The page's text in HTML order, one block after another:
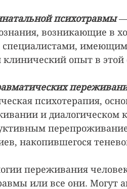
психотравмы —
возникающие в
специалистами,
опыт в этой
психотерапия,
и диалогическом
накопившегося
переживания
или все они. Могут